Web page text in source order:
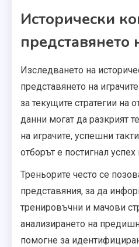
Исторически
представянето
Изследването на
представянето на
за текущите стратегии на
данни могат да разкрият
на играчите, успешни
отборът е постигнал
Треньорите често се
представяния, за да
тренировъчни и мачови
анализирането на
помогне за